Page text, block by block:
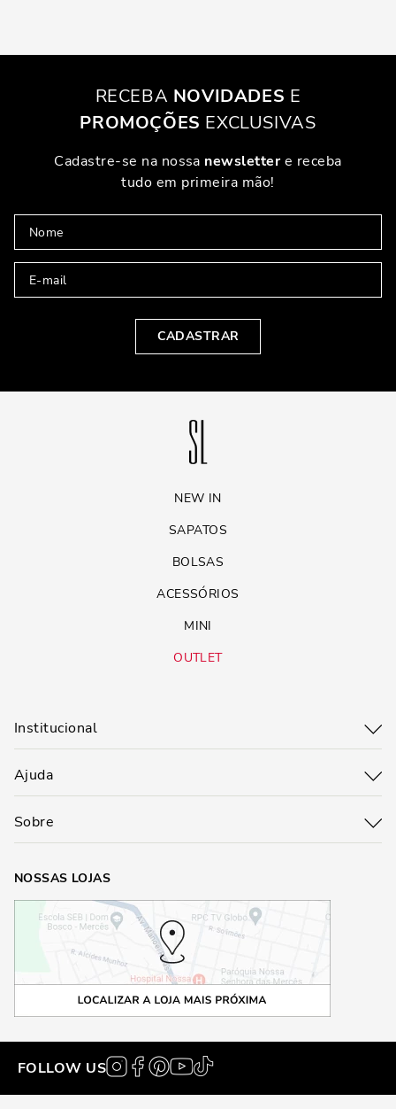
RECEBA NOVIDADES E
PROMOÇÕES EXCLUSIVAS
Cadastre-se na nossa newslettere receba
tudo em primeira mão!
CADASTRAR
NEW IN
SAPATOS
BOLSAS
ACESSÓRIOS
MINI
OUTLET
Institucional
Ajuda
Sobre
NOSSAS LOJAS
FOLLOW US